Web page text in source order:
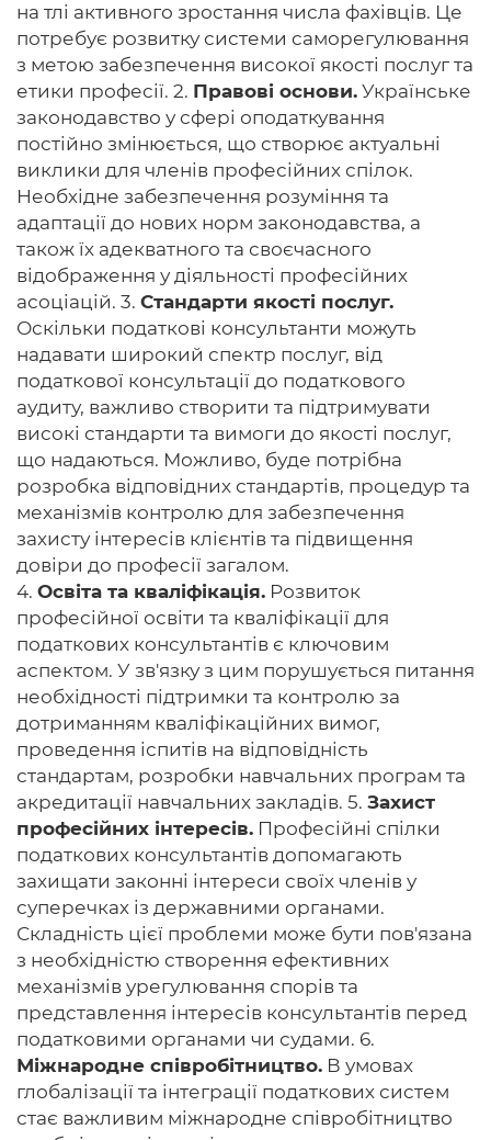
на тлі активного зростання числа фахівців. Це
потребує розвитку системи саморегулювання
з метою забезпечення високої якості послуг та
етики професії. 2. Правові основи. Українське
законодавство у сфері оподаткування
постійно змінюється, що створює актуальні
виклики для членів професійних спілок.
Необхідне забезпечення розуміння та
адаптації до нових норм законодавства, а
також їх адекватного та своєчасного
відображення у діяльності професійних
асоціацій. 3. Стандарти якості послуг.
Оскільки податкові консультанти можуть
надавати широкий спектр послуг, від
податкової консультації до податкового
аудиту, важливо створити та підтримувати
високі стандарти та вимоги до якості послуг,
що надаються. Можливо, буде потрібна
розробка відповідних стандартів, процедур та
механізмів контролю для забезпечення
захисту інтересів клієнтів та підвищення
довіри до професії загалом.
4. Освіта та кваліфікація. Розвиток
професійної освіти та кваліфікації для
податкових консультантів є ключовим
аспектом. У зв'язку з цим порушується питання
необхідності підтримки та контролю за
дотриманням кваліфікаційних вимог,
проведення іспитів на відповідність
стандартам, розробки навчальних програм та
акредитації навчальних закладів. 5. Захист
професійних інтересів. Професійні спілки
податкових консультантів допомагають
захищати законні інтереси своїх членів у
суперечках із державними органами.
Складність цієї проблеми може бути пов'язана
з необхідністю створення ефективних
механізмів урегулювання спорів та
представлення інтересів консультантів перед
податковими органами чи судами. 6.
Міжнародне співробітництво. В умовах
глобалізації та інтеграції податкових систем
стає важливим міжнародне співробітництво